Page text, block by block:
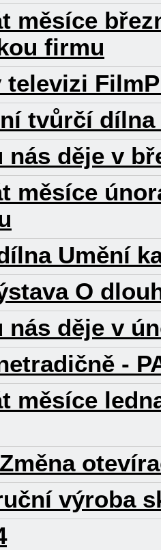
měsíce
firmu
televizi
tvůrčí dílna
nás děje v
měsíce
Umění
O
nás děje v
-
měsíce
výroba